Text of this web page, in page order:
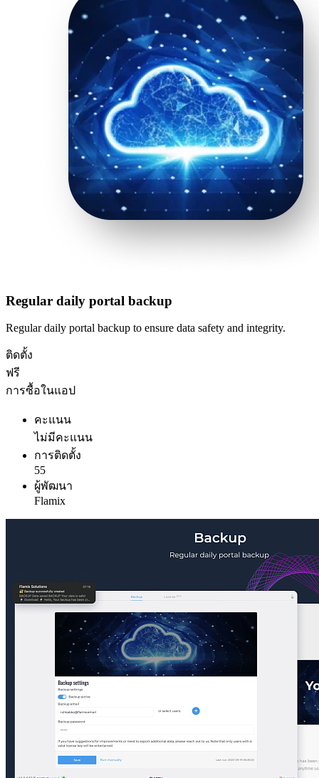
Regular daily portal backup
Regular daily portal backup to ensure data safety and integrity.
ติดตั้ง
ฟรี
การซื้อในแอป
คะแนน
ไม่มีคะแนน
การติดตั้ง
55
ผู้พัฒนา
Flamix